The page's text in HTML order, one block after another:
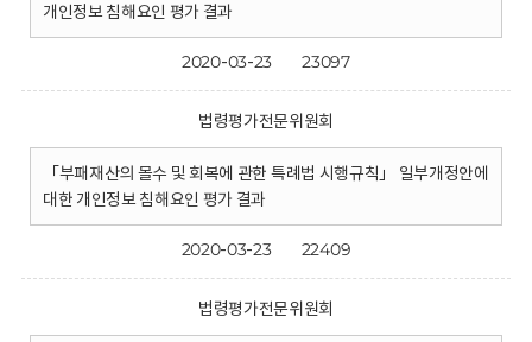
개인정보 침해요인 평가 결과
2020-03-23 23097
법령평가전문위원회
「부패재산의 몰수 및 회복에 관한 특례법 시행규칙」 일부개정안에
대한 개인정보 침해요인 평가 결과
2020-03-23 22409
법령평가전문위원회